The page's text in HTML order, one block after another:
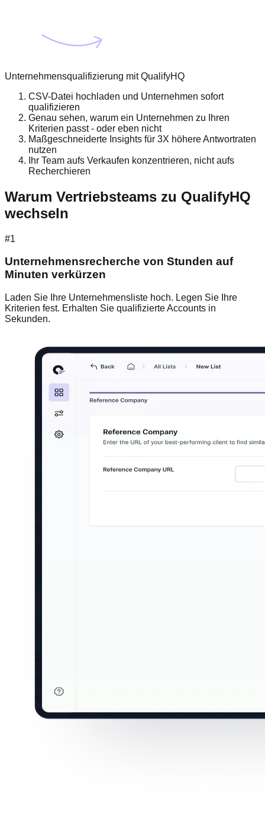
Unternehmensqualifizierung mit QualifyHQ
CSV-Datei hochladen und Unternehmen sofort
qualifizieren
Genau sehen, warum ein Unternehmen zu Ihren
Kriterien passt - oder eben nicht
Maßgeschneiderte Insights für 3X höhere Antwortraten
nutzen
Ihr Team aufs Verkaufen konzentrieren, nicht aufs
Recherchieren
Warum Vertriebsteams zu QualifyHQ
wechseln
#1
Unternehmensrecherche von Stunden auf
Minuten verkürzen
Laden Sie Ihre Unternehmensliste hoch. Legen Sie Ihre
Kriterien fest. Erhalten Sie qualifizierte Accounts in
Sekunden.